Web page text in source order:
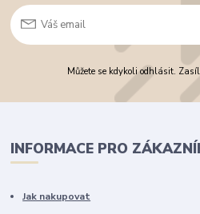
Můžete se kdykoli odhlásit.
INFORMACE PRO
Jak nakupovat